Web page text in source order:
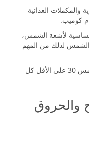
والمكملات الغذائية
كوميب.
لأشعة الشمس،
لذلك من المهم
من الشمس بعامل حماية من الشمس 30 على الأقل كل
والحروق